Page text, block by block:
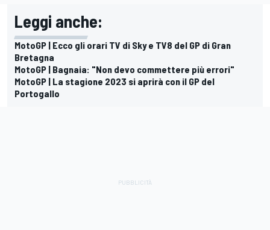
Leggi anche:
MotoGP | Ecco gli orari TV di Sky e TV8 del GP di Gran
Bretagna
MotoGP | Bagnaia: "Non devo commettere più errori"
MotoGP | La stagione 2023 si aprirà con il GP del
Portogallo